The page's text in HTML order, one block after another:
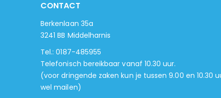
CONTACT
Berkenlaan 35a
3241 BB Middelharnis
Tel.: 0187-485955
Telefonisch bereikbaar vanaf 10.30 uur.
(voor dringende zaken kun je tussen 9.00 en 10.30
wel mailen)